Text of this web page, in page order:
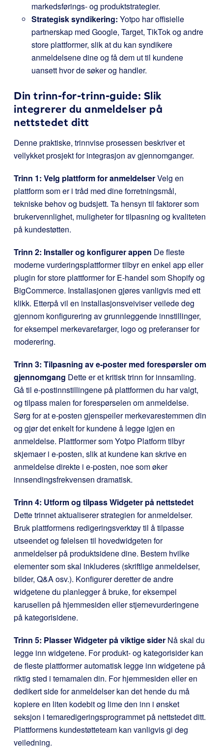
markedsførings- og produktstrategier.
Strategisk syndikering: Yotpo har offisielle
partnerskap med Google, Target, TikTok og andre
store plattformer, slik at du kan syndikere
anmeldelsene dine og få dem ut til kundene
uansett hvor de søker og handler.
Din trinn-for-trinn-guide: Slik
integrerer du anmeldelser på
nettstedet ditt
Denne praktiske, trinnvise prosessen beskriver et
vellykket prosjekt for integrasjon av gjennomganger.
Trinn 1: Velg plattform for anmeldelserVelg en
plattform som er i tråd med dine forretningsmål,
tekniske behov og budsjett. Ta hensyn til faktorer som
brukervennlighet, muligheter for tilpasning og kvaliteten
på kundestøtten.
Trinn 2: Installer og konfigurer appen De fleste
moderne vurderingsplattformer tilbyr en enkel app eller
plugin for store plattformer for E-handel som Shopify og
BigCommerce. Installasjonen gjøres vanligvis med ett
klikk. Etterpå vil en installasjonsveiviser veilede deg
gjennom konfigurering av grunnleggende innstillinger,
for eksempel merkevarefarger, logo og preferanser for
moderering.
Trinn 3: Tilpasning av e-poster med forespørsler om
gjennomgang Dette er et kritisk trinn for innsamling.
Gå til e-postinnstillingene på plattformen du har valgt,
og tilpass malen for forespørselen om anmeldelse.
Sørg for at e-posten gjenspeiler merkevarestemmen din
og gjør det enkelt for kundene å legge igjen en
anmeldelse. Plattformer som Yotpo Platform tilbyr
skjemaer i e-posten, slik at kundene kan skrive en
anmeldelse direkte i e-posten, noe som øker
innsendingsfrekvensen dramatisk.
Trinn 4: Utform og tilpass Widgeter på nettstedet
Dette trinnet aktualiserer strategien for anmeldelser.
Bruk plattformens redigeringsverktøy til å tilpasse
utseendet og følelsen til hovedwidgeten for
anmeldelser på produktsidene dine. Bestem hvilke
elementer som skal inkluderes (skriftlige anmeldelser,
bilder, Q&A osv.). Konfigurer deretter de andre
widgetene du planlegger å bruke, for eksempel
karusellen på hjemmesiden eller stjernevurderingene
på kategorisidene.
Trinn 5: Plasser Widgeter på viktige sider Nå skal du
legge inn widgetene. For produkt- og kategorisider kan
de fleste plattformer automatisk legge inn widgetene på
riktig sted i temamalen din. For hjemmesiden eller en
dedikert side for anmeldelser kan det hende du må
kopiere en liten kodebit og lime den inn i ønsket
seksjon i temaredigeringsprogrammet på nettstedet ditt.
Plattformens kundestøtteteam kan vanligvis gi deg
veiledning.